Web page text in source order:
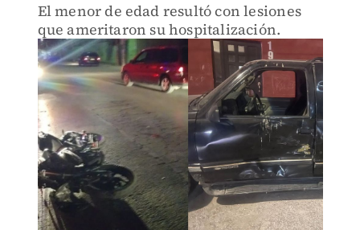
El menor de edad resultó con lesiones
que ameritaron su hospitalización.